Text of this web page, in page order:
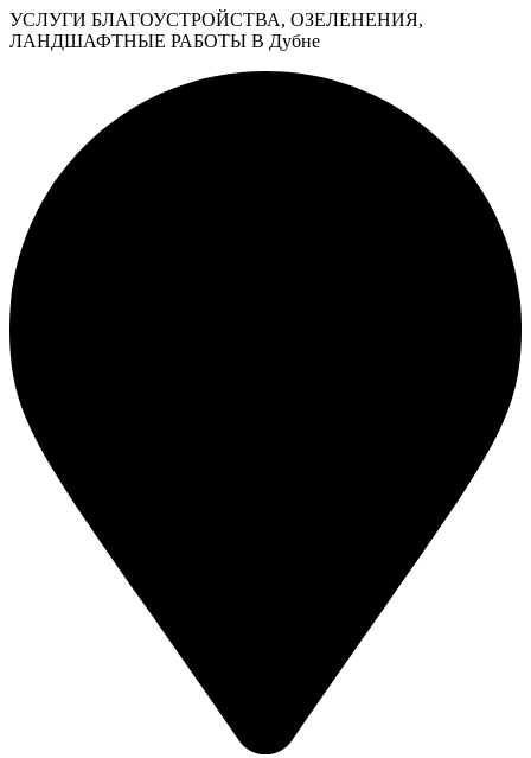
УСЛУГИ БЛАГОУСТРОЙСТВА, ОЗЕЛЕНЕНИЯ,
ЛАНДШАФТНЫЕ РАБОТЫ В Дубне